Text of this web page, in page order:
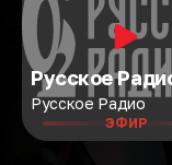
Русское
Русское Радио
ЭФИР